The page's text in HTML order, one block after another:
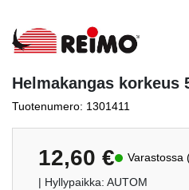
Helmakangas korkeus
Tuotenumero: 1301411
12,60 € Varastossa
| Hyllypaikka: AUTOM